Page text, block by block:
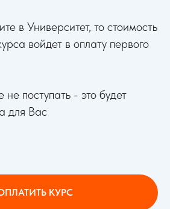
в Университет, то стоимость
войдет в оплату первого
поступать - это будет
для Вас
КУРС